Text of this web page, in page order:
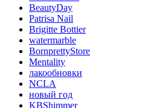
BeautyDay
Patrisa Nail
Brigitte Bottier
watermarble
BornprettyStore
Mentality
лакообновки
NCLA
новый год
KBShimmer